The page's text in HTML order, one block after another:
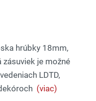
hrúbky 18mm,
zásuviek je možné
LDTD,
(viac)